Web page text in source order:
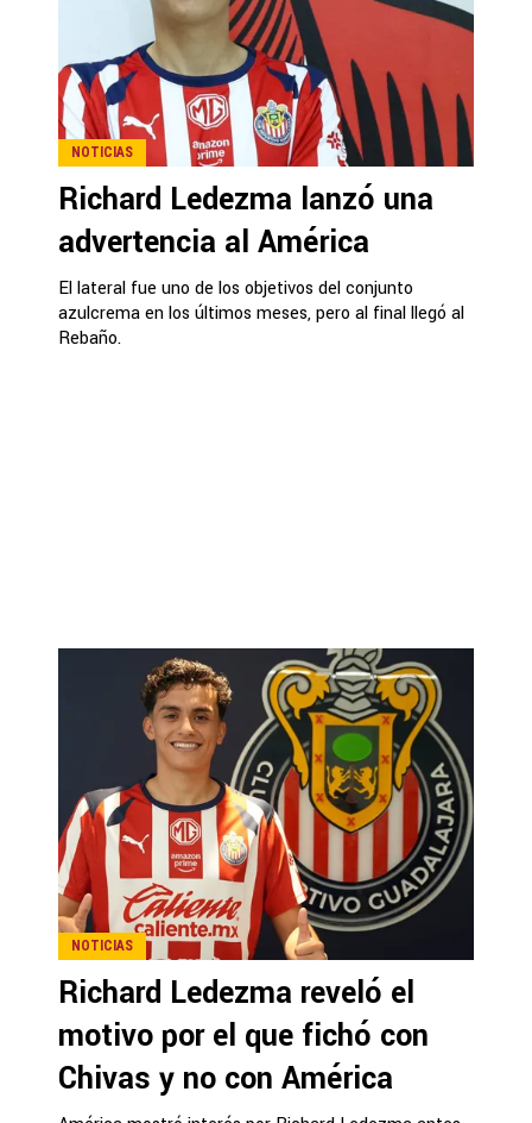
NOTICIAS
Richard Ledezma lanzó una
advertencia al América
El lateral fue uno de los objetivos del conjunto
azulcrema en los últimos meses, pero al final llegó al
Rebaño.
NOTICIAS
Richard Ledezma reveló el
motivo por el que fichó con
Chivas y no con América